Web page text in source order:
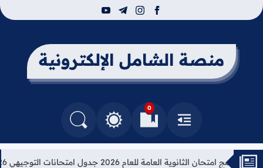
facebook
instagram
telegram
youtube
منصة الشامل الإلكترونية
القائمة
0
العلامات المرجعيةالتغيير بين الوضع النهاري والداكن
البحث في المدونة
امتحان الثانوية العامة للعام 2026 جدول امتحانات التوجيهي 2026